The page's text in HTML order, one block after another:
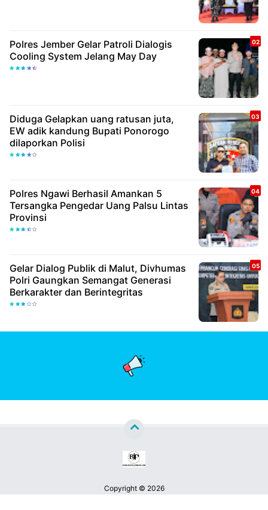
Polres Jember Gelar Patroli Dialogis
Cooling System Jelang May Day
Diduga Gelapkan uang ratusan juta,
EW adik kandung Bupati Ponorogo
dilaporkan Polisi
Polres Ngawi Berhasil Amankan 5
Tersangka Pengedar Uang Palsu Lintas
Provinsi
Gelar Dialog Publik di Malut, Divhumas
Polri Gaungkan Semangat Generasi
Berkarakter dan Berintegritas
Copyright © 2026
Berita Jatim Pos™